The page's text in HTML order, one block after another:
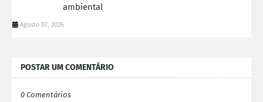
ambiental
Agosto 07, 2026
POSTAR UM COMENTÁRIO
0 Comentários